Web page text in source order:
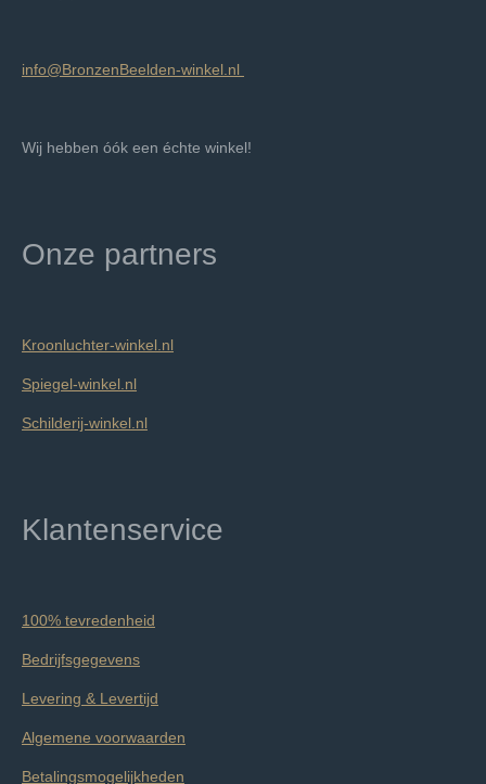
info@BronzenBeelden-winkel.nl
Wij hebben óók een échte winkel!
Onze partners
Kroonluchter-winkel.nl
Spiegel-winkel.nl
Schilderij-winkel.nl
Klantenservice
100% tevredenheid
Bedrijfsgegevens
Levering & Levertijd
Algemene voorwaarden
Betalingsmogelijkheden